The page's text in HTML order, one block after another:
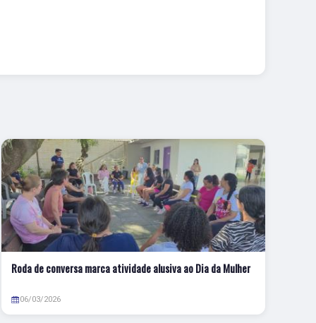
Roda de conversa marca atividade alusiva ao Dia da Mulher
06/03/2026